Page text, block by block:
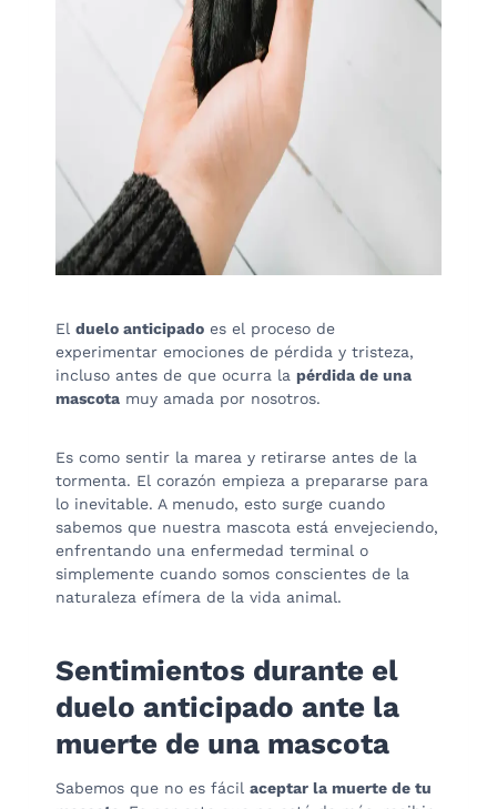
El duelo anticipado es el proceso de
experimentar emociones de pérdida y tristeza,
incluso antes de que ocurra la pérdida de una
mascota muy amada por nosotros.
Es como sentir la marea y retirarse antes de la
tormenta. El corazón empieza a prepararse para
lo inevitable. A menudo, esto surge cuando
sabemos que nuestra mascota está envejeciendo,
enfrentando una enfermedad terminal o
simplemente cuando somos conscientes de la
naturaleza efímera de la vida animal.
Sentimientos durante el
duelo anticipado ante la
muerte de una mascota
Sabemos que no es fácil aceptar la muerte de tu